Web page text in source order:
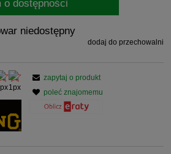
o dostępności
niedostępny
dodaj do przechowalni
zapytaj o produkt
poleć znajomemu